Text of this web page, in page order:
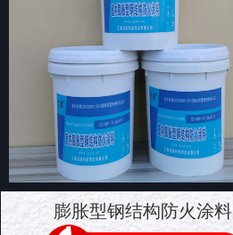
膨胀型钢结构防火涂料